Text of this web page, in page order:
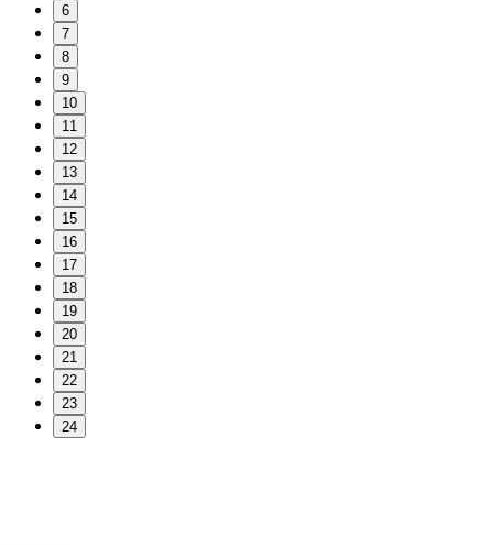
6
7
8
9
10
11
12
13
14
15
16
17
18
19
20
21
22
23
24